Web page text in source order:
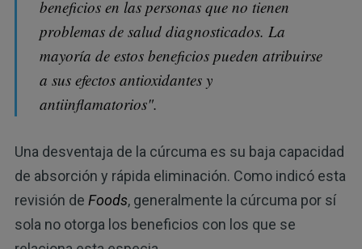
beneficios en las personas que no tienen
problemas de salud diagnosticados. La
mayoría de estos beneficios pueden atribuirse
a sus efectos antioxidantes y
antiinflamatorios".
Una desventaja de la cúrcuma es su baja capacidad
de absorción y rápida eliminación. Como indicó esta
revisión de Foods, generalmente la cúrcuma por sí
sola no otorga los beneficios con los que se